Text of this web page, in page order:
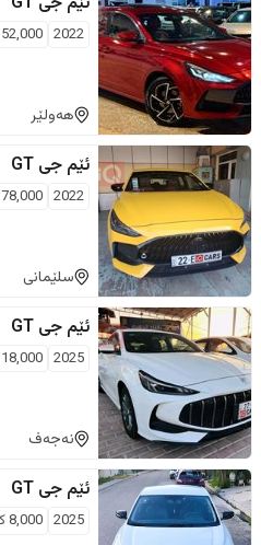
2022
هەولێر
ئێم جی GT
2022
78,000
سلێمانی
ئێم جی GT
2025
18,000
نەجەف
ئێم جی GT
2025
8,000